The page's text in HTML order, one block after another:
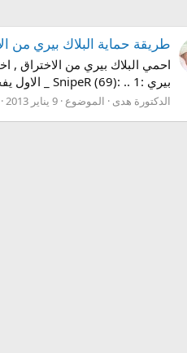
طريقة حماية البلاك بيري من
احمي البلاك بيري من الاختراق ,
بيري :SnipeR (69): .. 1 _ الاول يفجر جوالك ب الرسائل 2 _ الثاني يرسل لك رسائل اذا خشيتها يسحب كل الي بجهازك من صور و...
الدكتورة هدى الموضوع 9 يناير 2013